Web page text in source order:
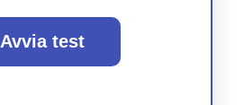
Avvia test